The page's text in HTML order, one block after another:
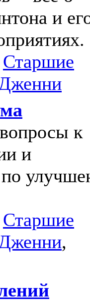
и
Старшие
к
и
Старшие
,